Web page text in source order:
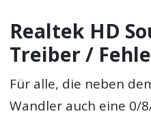
Realtek HD
Treiber /
Für alle, die neben
Wandler auch eine 0/